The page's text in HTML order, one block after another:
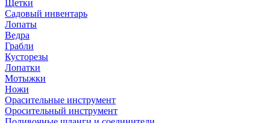
Щетки
Садовый инвентарь
Лопаты
Ведра
Грабли
Кусторезы
Лопатки
Мотыжки
Ножи
Орасительные инструмент
Оросительный инструмент